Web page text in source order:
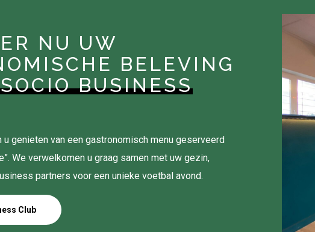
NU UW
BELEVING
SOCIO BUSINESS
u genieten van een gastronomisch menu geserveerd
We verwelkomen u graag samen met uw gezin,
partners voor een unieke voetbal avond.
Club